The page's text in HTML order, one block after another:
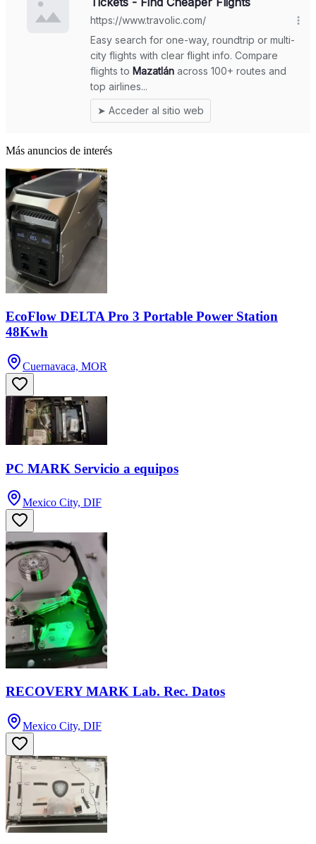
Más anuncios de interés
EcoFlow DELTA Pro 3 Portable Power Station
48Kwh
Cuernavaca, MOR
PC MARK Servicio a equipos
Mexico City, DIF
RECOVERY MARK Lab. Rec. Datos
Mexico City, DIF